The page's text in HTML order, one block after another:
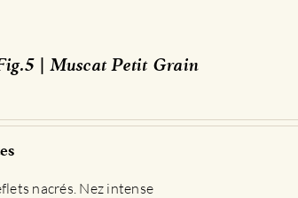
| Muscat Petit Grain
nacrés. Nez intense